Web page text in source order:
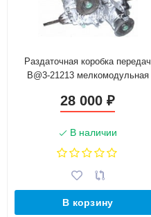
Раздаточная коробка передач
B@3-21213 мелкомодульная
28 000₽
В наличии
В корзину